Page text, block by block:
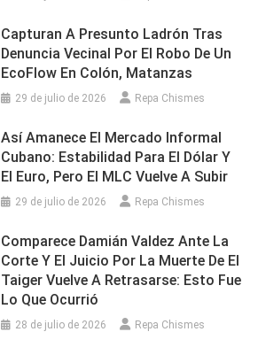
Capturan A Presunto Ladrón Tras
Denuncia Vecinal Por El Robo De Un
EcoFlow En Colón, Matanzas
29 de julio de 2026 Repa Chismes
Así Amanece El Mercado Informal
Cubano: Estabilidad Para El Dólar Y
El Euro, Pero El MLC Vuelve A Subir
29 de julio de 2026 Repa Chismes
Comparece Damián Valdez Ante La
Corte Y El Juicio Por La Muerte De El
Taiger Vuelve A Retrasarse: Esto Fue
Lo Que Ocurrió
28 de julio de 2026 Repa Chismes